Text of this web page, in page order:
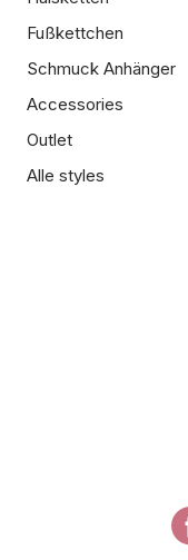
Fußkettchen
Schmuck Anhänger
Accessories
Outlet
Alle styles